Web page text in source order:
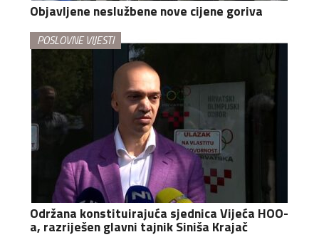
Objavljene neslužbene nove cijene goriva
POSLOVNE VIJESTI
Održana konstituirajuća sjednica Vijeća HOO-
a, razriješen glavni tajnik Siniša Krajač